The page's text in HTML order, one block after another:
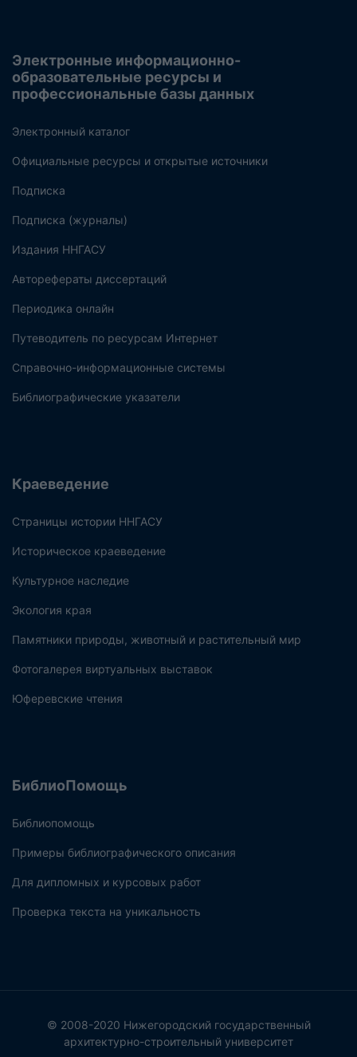
Электронные информационно-
образовательные ресурсы и
профессиональные базы данных
Электронный каталог
Официальные ресурсы и открытые источники
Подписка
Подписка (журналы)
Издания ННГАСУ
Авторефераты диссертаций
Периодика онлайн
Путеводитель по ресурсам Интернет
Справочно-информационные системы
Библиографические указатели
Краеведение
Страницы истории ННГАСУ
Историческое краеведение
Культурное наследие
Экология края
Памятники природы, животный и растительный мир
Фотогалерея виртуальных выставок
Юферевские чтения
БиблиоПомощь
Библиопомощь
Примеры библиографического описания
Для дипломных и курсовых работ
Проверка текста на уникальность
© 2008-2020 Нижегородский государственный
архитектурно-строительный университет